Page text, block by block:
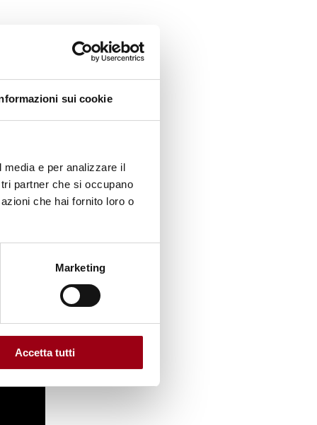
sui cookie
e per analizzare il
partner che si occupano
che hai fornito loro o
Marketing
Accetta tutti
ed
le